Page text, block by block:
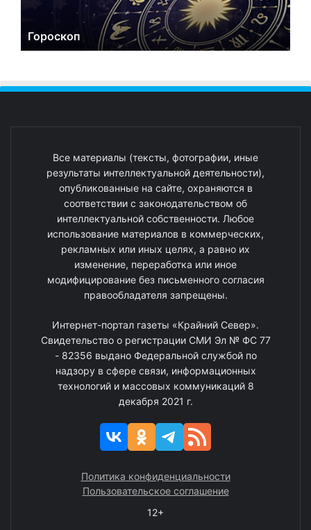
Гороскоп
Все материалы (тексты, фотографии, иные
результаты интеллектуальной деятельности),
опубликованные на сайте, охраняются в
соответствии с законодательством об
интеллектуальной собственности. Любое
использование материалов в коммерческих,
рекламных или иных целях, а равно их
изменение, переработка или иное
модифицирование без письменного согласия
правообладателя запрещены.
Интернет-портал газеты «Крайний Север».
Свидетельство о регистрации СМИ Эл № ФС 77
- 82356 выдано Федеральной службой по
надзору в сфере связи, информационных
технологий и массовых коммуникаций 8
декабря 2021 г.
Политика конфиденциальности
Пользовательское соглашение
12+